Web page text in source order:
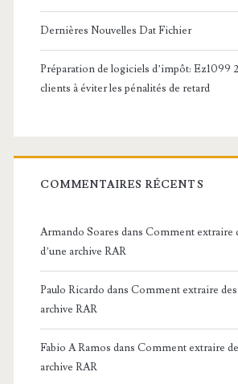
Dernières Nouvelles Dat Fichier
Préparation de logiciels d’impôt: Ez1099
clients à éviter les pénalités de retard
COMMENTAIRES RÉCENTS
Armando Soares dans Comment extraire
d’une archive RAR
Paulo Ricardo dans Comment extraire
archive RAR
Fabio A Ramos dans Comment extraire
archive RAR